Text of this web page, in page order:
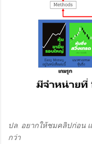
ปล. อยากให้ชมคลิปก่อน
กว่า